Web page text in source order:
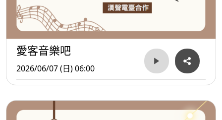
愛客音樂吧
2026/06/07 (日) 06:00